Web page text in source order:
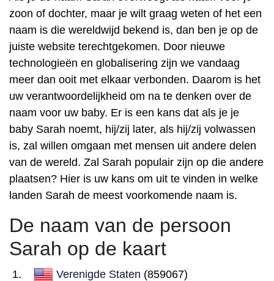
zoon of dochter, maar je wilt graag weten of het een
naam is die wereldwijd bekend is, dan ben je op de
juiste website terechtgekomen. Door nieuwe
technologieën en globalisering zijn we vandaag
meer dan ooit met elkaar verbonden. Daarom is het
uw verantwoordelijkheid om na te denken over de
naam voor uw baby. Er is een kans dat als je je
baby Sarah noemt, hij/zij later, als hij/zij volwassen
is, zal willen omgaan met mensen uit andere delen
van de wereld. Zal Sarah populair zijn op die andere
plaatsen? Hier is uw kans om uit te vinden in welke
landen Sarah de meest voorkomende naam is.
De naam van de persoon
Sarah op de kaart
Verenigde Staten (859067)